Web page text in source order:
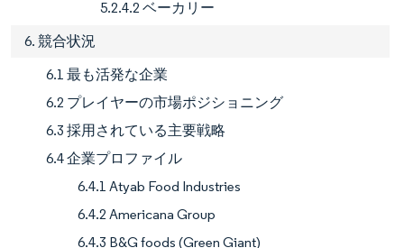
5.2.4.2 ベーカリー
6. 競合状況
6.1 最も活発な企業
6.2 プレイヤーの市場ポジショニング
6.3 採用されている主要戦略
6.4 企業プロファイル
6.4.1 Atyab Food Industries
6.4.2 Americana Group
6.4.3 B&G foods (Green Giant)